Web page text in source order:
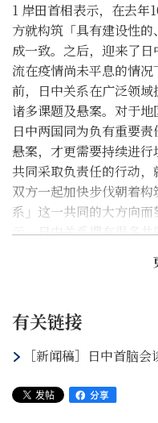
1 岸田首相表示，在去年
方就构筑「具有建设性
成一致。之后，迎来了
流在疫情尚未平息的情
前，日中关系在广泛领
诸多课题及悬案。对于地
日中两国同为负有重要
悬案，才更需要持续进
共同采取负责任的行动，
双方一起加快步伐朝着
系」这一共同的大方向
示，日中关系拥有很多
要性不会变，中方愿同
2 岸田首相对包括尖阁诸
8月中方朝包括我国专属
射弹道导弹等中国在日本
直通电话启动运行、以及
有关链接
［新闻稿］日中首脑会